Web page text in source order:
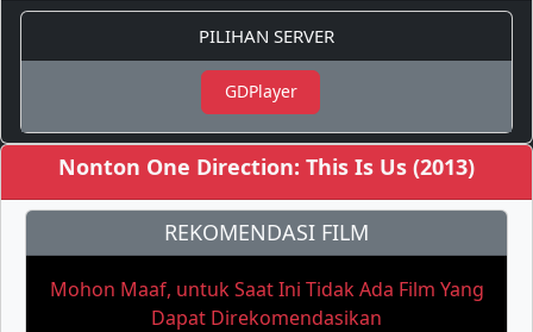
PILIHAN SERVER
GDPlayer
Nonton One Direction: This Is Us (2013)
REKOMENDASI FILM
Mohon Maaf, untuk Saat Ini Tidak Ada Film Yang
Dapat Direkomendasikan